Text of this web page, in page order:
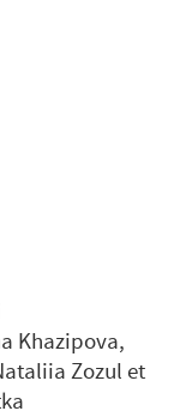
Khazipova,
Zozul et